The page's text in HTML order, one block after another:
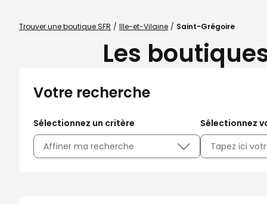
Trouver une boutique SFR Ille-et-Vilaine Saint-Grégoire
Les
Votre recherche
Sélectionnez un critère
Affiner ma recherche
Sélectionnez